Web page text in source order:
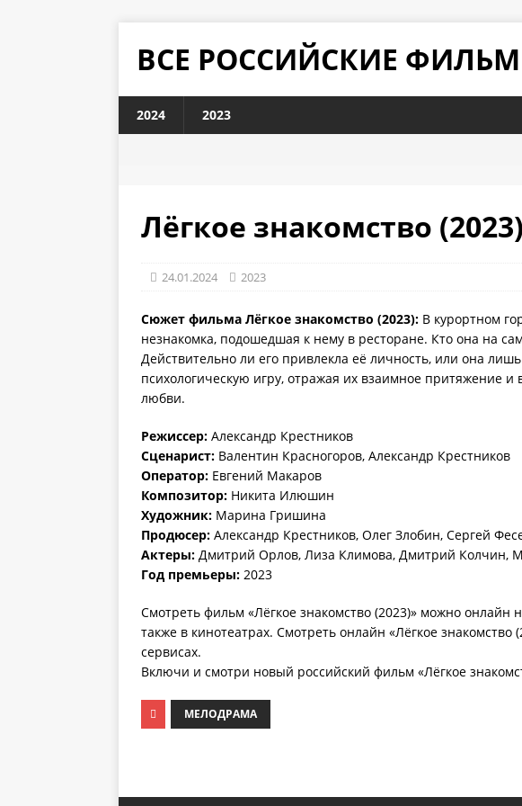
ВСЕ РОССИЙСКИЕ
2024 2023
Лёгкое знакомство (2023)
24.01.2024 2023
Сюжет фильма Лёгкое знакомство (2023): В курортном
незнакомка, подошедшая к нему в ресторане. Кто она на
Действительно ли его привлекла её личность, или она
психологическую игру, отражая их взаимное притяжение
любви.
Режиссер: Александр Крестников
Сценарист: Валентин Красногоров, Александр Крестников
Оператор: Евгений Макаров
Композитор: Никита Илюшин
Художник: Марина Гришина
Продюсер: Александр Крестников, Олег Злобин, Сергей
Актеры: Дмитрий Орлов, Лиза Климова, Дмитрий Колчин,
Год премьеры: 2023
Смотреть фильм «Лёгкое знакомство (2023)» можно онлайн
также в кинотеатрах. Смотреть онлайн «Лёгкое
сервисах.
Включи и смотри новый российский фильм «Лёгкое
МЕЛОДРАМА